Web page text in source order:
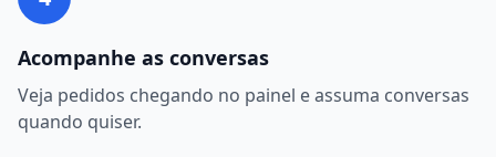
Acompanhe as conversas
Veja pedidos chegando no painel e assuma conversas
quando quiser.